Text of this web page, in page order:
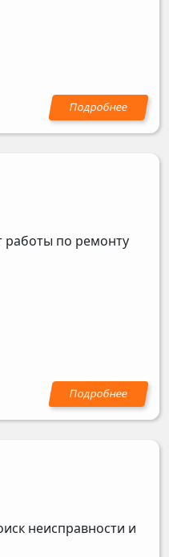
работы по ремонту
неисправности и